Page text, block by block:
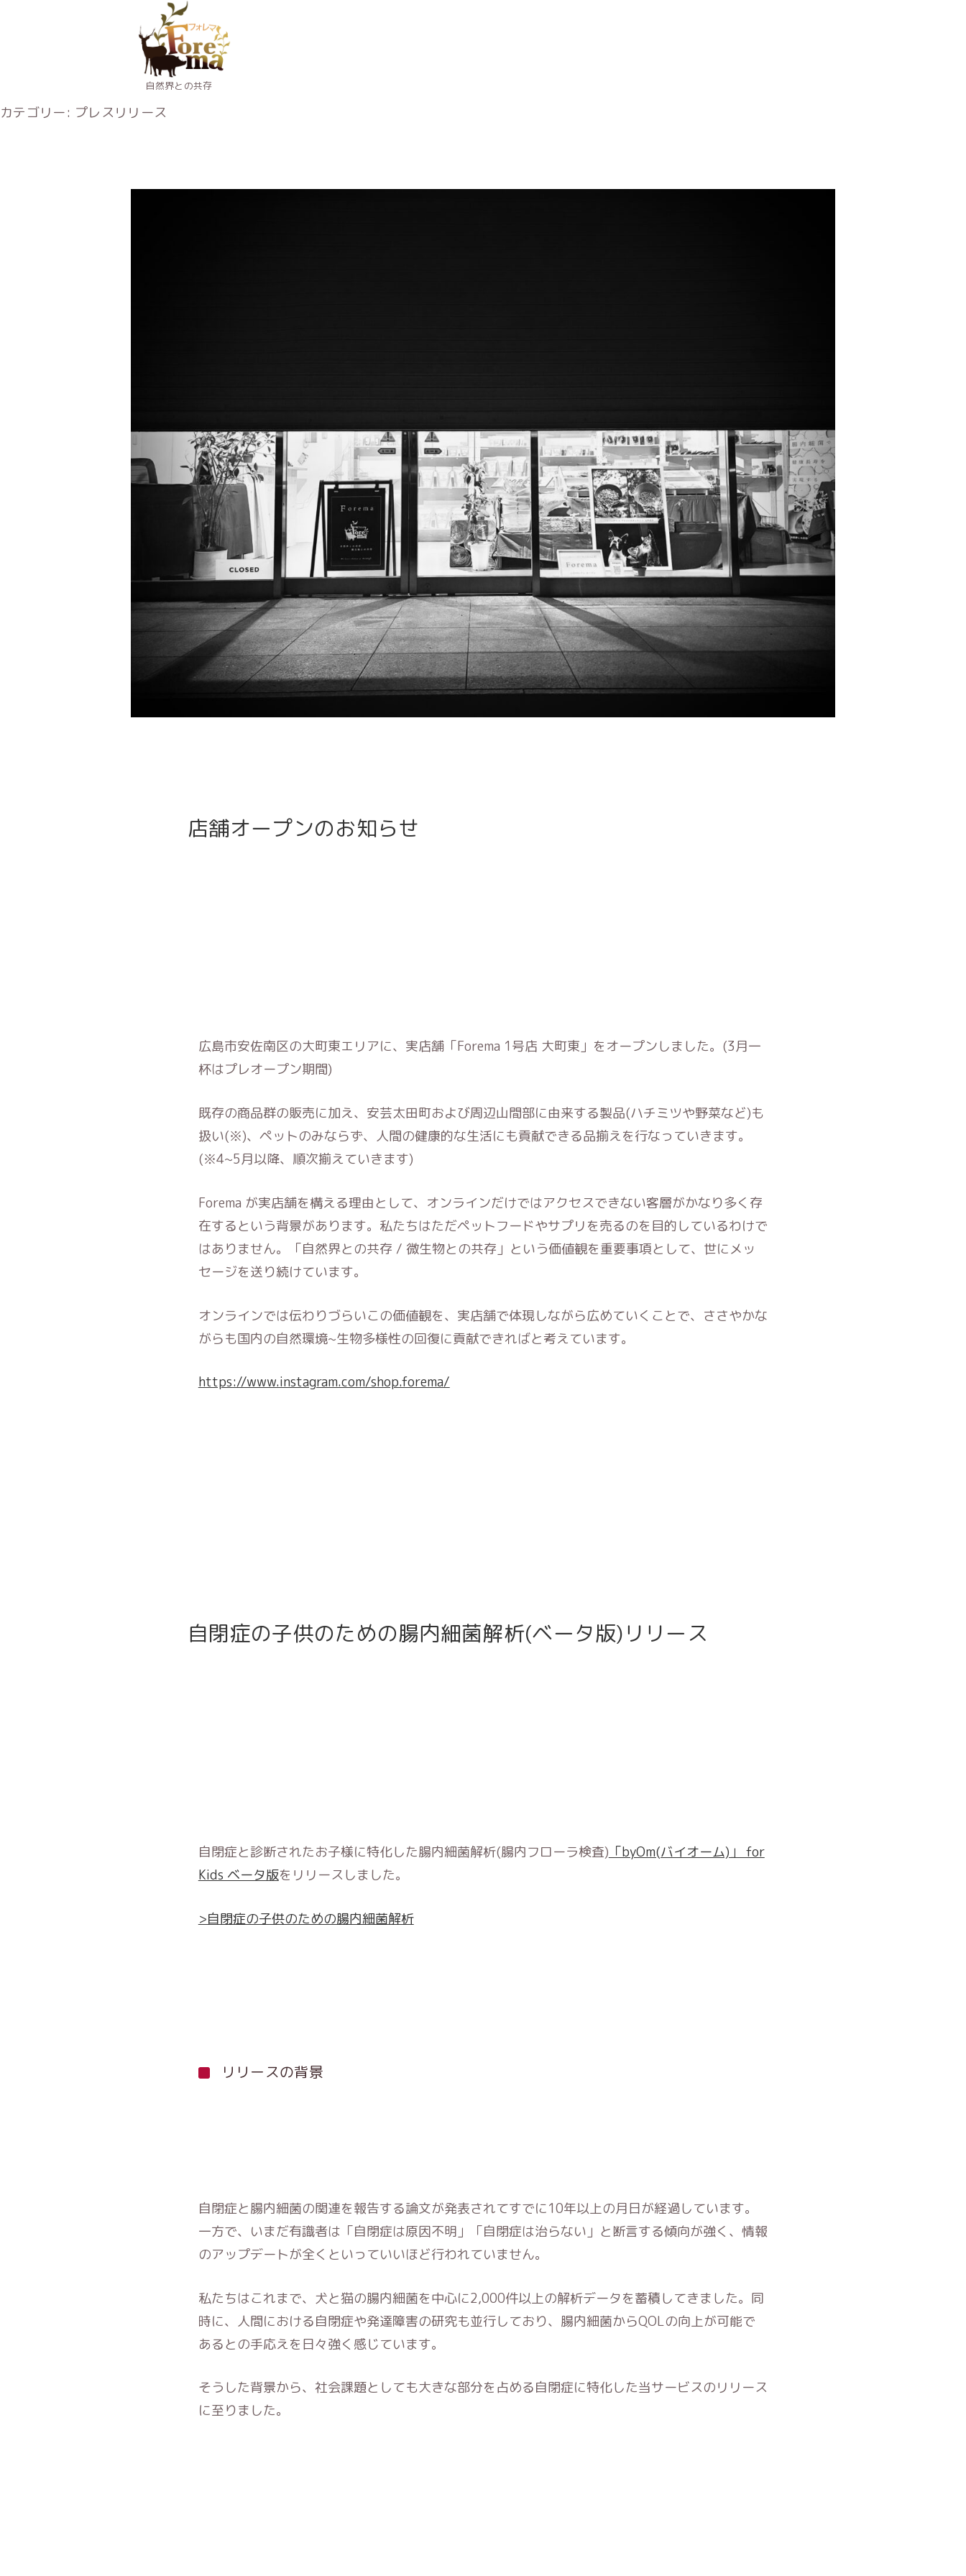
自然界との共存
カテゴリー: プレスリリース
店舗オープンのお知らせ
広島市安佐南区の大町東エリアに、実店舗「Forema 1号店 大町東」をオープンしました。(3月一
杯はプレオープン期間)
既存の商品群の販売に加え、安芸太田町および周辺山間部に由来する製品(ハチミツや野菜など)も
扱い(※)、ペットのみならず、人間の健康的な生活にも貢献できる品揃えを行なっていきます。
(※4~5月以降、順次揃えていきます)
Forema が実店舗を構える理由として、オンラインだけではアクセスできない客層がかなり多く存
在するという背景があります。私たちはただペットフードやサプリを売るのを目的しているわけで
はありません。「自然界との共存 / 微生物との共存」という価値観を重要事項として、世にメッ
セージを送り続けています。
オンラインでは伝わりづらいこの価値観を、実店舗で体現しながら広めていくことで、ささやかな
がらも国内の自然環境~生物多様性の回復に貢献できればと考えています。
https://www.instagram.com/shop.forema/
自閉症の子供のための腸内細菌解析(ベータ版)リリース
自閉症と診断されたお子様に特化した腸内細菌解析(腸内フローラ検査) 「byOm(バイオーム)」 for
Kids ベータ版をリリースしました。
>自閉症の子供のための腸内細菌解析
リリースの背景
自閉症と腸内細菌の関連を報告する論文が発表されてすでに10年以上の月日が経過しています。
一方で、いまだ有識者は「自閉症は原因不明」「自閉症は治らない」と断言する傾向が強く、情報
のアップデートが全くといっていいほど行われていません。
私たちはこれまで、犬と猫の腸内細菌を中心に2,000件以上の解析データを蓄積してきました。同
時に、人間における自閉症や発達障害の研究も並行しており、腸内細菌からQOLの向上が可能で
あるとの手応えを日々強く感じています。
そうした背景から、社会課題としても大きな部分を占める自閉症に特化した当サービスのリリース
に至りました。